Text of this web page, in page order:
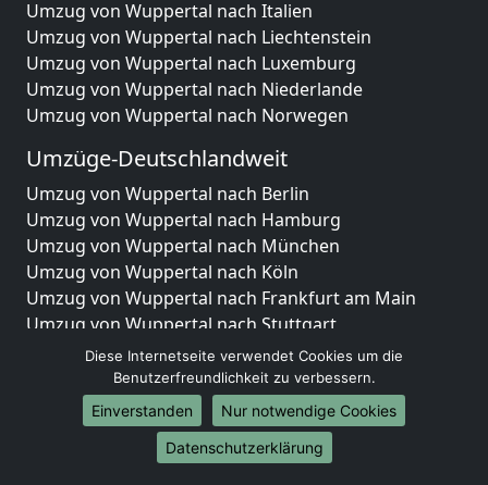
Umzug von Wuppertal nach Italien
Umzug von Wuppertal nach Liechtenstein
Umzug von Wuppertal nach Luxemburg
Umzug von Wuppertal nach Niederlande
Umzug von Wuppertal nach Norwegen
Umzüge-Deutschlandweit
Umzug von Wuppertal nach Berlin
Umzug von Wuppertal nach Hamburg
Umzug von Wuppertal nach München
Umzug von Wuppertal nach Köln
Umzug von Wuppertal nach Frankfurt am Main
Umzug von Wuppertal nach Stuttgart
Umzug von Wuppertal nach Düsseldorf
Umzug von Wuppertal nach Leipzig
Umzug von Wuppertal nach Dortmund
Umzug von Wuppertal nach Essen
Umzug von Wuppertal nach Bremen
Diese Internetseite verwendet Cookies um die
Benutzerfreundlichkeit zu verbessern.
Einverstanden
Nur notwendige Cookies
Datenschutzerklärung